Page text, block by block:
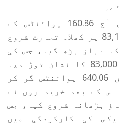
بی ایس ای سینسیکس آج 160.86 پوائنٹس کے
نقصان کے ساتھ 83,150.15 پر کھلا۔ تجارت شروع
دباؤ بڑھ گیا، جس کی
وجہ سے سینسیکس نے 83,000 کا نشان توڑ دیا
اور کچھ ہی وقت میں 640.06 پوائنٹس گر کر
گیا۔ اس کے بعد خریداروں نے
بڑھانا شروع کیا، جس
کی کارکردگی میں